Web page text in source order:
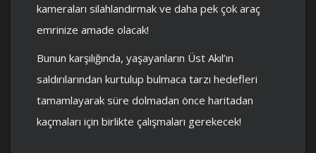
kameraları silahlandırmak ve daha pek çok araç
emrinize amade olacak!
Bunun karşılığında, yaşayanların Üst Akıl’ın
saldırılarından kurtulup bulmaca tarzı hedefleri
tamamlayarak süre dolmadan önce haritadan
kaçmaları için birlikte çalışmaları gerekecek!